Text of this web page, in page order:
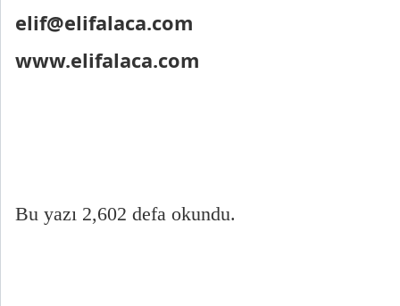
elif@elifalaca.com
www.elifalaca.com
Bu yazı 2,602 defa okundu.